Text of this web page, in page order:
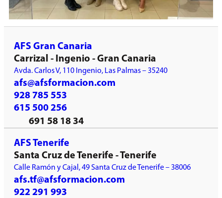
AFS Gran Canaria
Carrizal - Ingenio - Gran Canaria
Avda. Carlos V, 110 Ingenio, Las Palmas – 35240
afs@afsformacion.com
928 785 553
615 500 256
691 58 18 34
AFS Tenerife
Santa Cruz de Tenerife - Tenerife
Calle Ramón y Cajal, 49 Santa Cruz de Tenerife – 38006
afs.tf@afsformacion.com
922 291 993